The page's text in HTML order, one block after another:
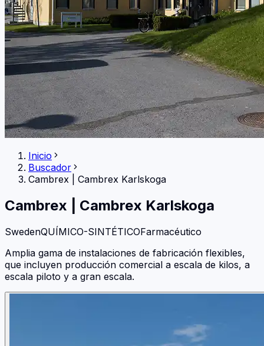
Inicio
Buscador
Cambrex
Cambrex Karlskoga
Cambrex Cambrex Karlskoga
SwedenQUÍMICO-SINTÉTICOFarmacéutico
Amplia gama de instalaciones de fabricación flexibles,
que incluyen producción comercial a escala de kilos, a
escala piloto y a gran escala.